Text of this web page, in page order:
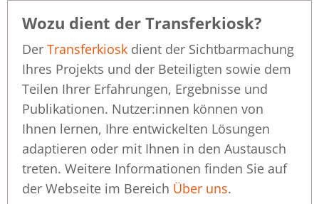
Wozu dient der Transferkiosk?
Der Transferkiosk dient der Sichtbarmachung
Ihres Projekts und der Beteiligten sowie dem
Teilen Ihrer Erfahrungen, Ergebnisse und
Publikationen. Nutzer:innen können von
Ihnen lernen, Ihre entwickelten Lösungen
adaptieren oder mit Ihnen in den Austausch
treten. Weitere Informationen finden Sie auf
der Webseite im Bereich Über uns.